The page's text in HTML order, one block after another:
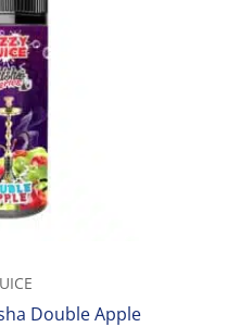
Double Apple
kr 229.